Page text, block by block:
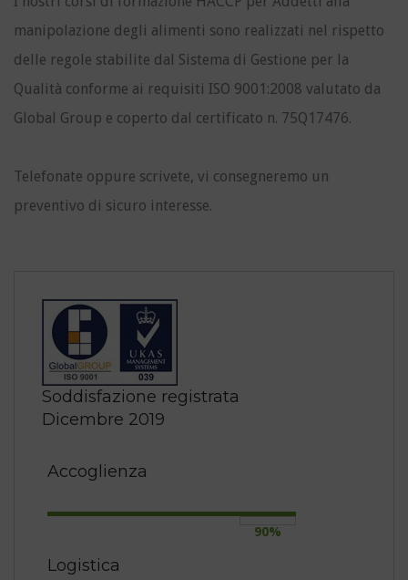
manipolazione degli alimenti sono realizzati nel rispetto
delle regole stabilite dal Sistema di Gestione per la
Qualità conforme ai requisiti ISO 9001:2008 valutato da
Global Group e coperto dal certificato n. 75Q17476.
Telefonate oppure scrivete, vi consegneremo un
preventivo di sicuro interesse.
Soddisfazione registrata
Dicembre 2019
Accoglienza
90%
Logistica